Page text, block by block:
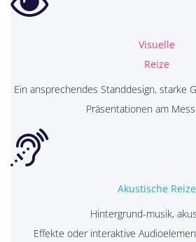
Visuelle
Reize
Ein ansprechendes Standdesign, starke
Präsentationen am
Akustische Reize
Hintergrund-musik,
Effekte oder interaktive